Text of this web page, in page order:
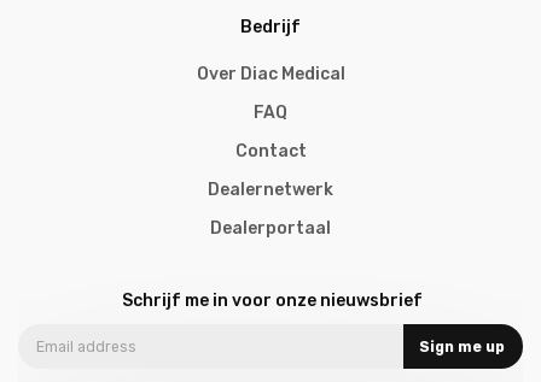
Bedrijf
Over Diac Medical
FAQ
Contact
Dealernetwerk
Dealerportaal
Schrijf me in voor onze nieuwsbrief
Sign me up